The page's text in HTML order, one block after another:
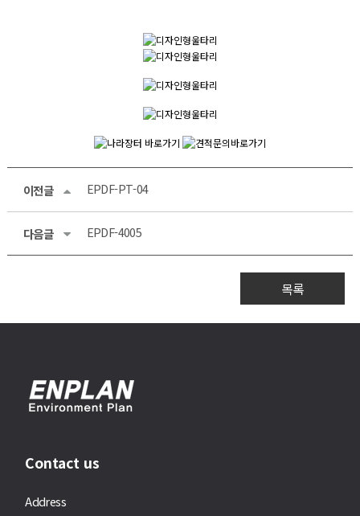
이전글 EPDF-PT-04
다음글 EPDF-4005
목록
Contact us
Address